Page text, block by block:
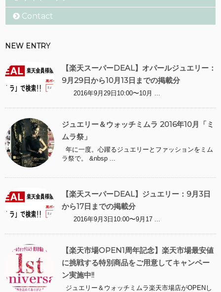
Contact
NEW ENTRY
【楽天スーパーDEAL】オパールジュエリー：
9月29日から10月13日までの掲載分
2016年9月29日10:00〜10月 ...
ジュエリー＆ウォッチミムラ 2016年10月「ミ
ムラ祭」
年に一度。心躍るジュエリーとファッションをミム
ラ祭で。 &nbsp ...
【楽天スーパーDEAL】ジュエリー：9月3日
から17日までの掲載分
2016年9月3日10:00〜9月17 ...
【楽天市場OPEN1周年記念】楽天市場最安値
に挑戦する特別商品をご用意してキャンペー
ン実施中!!
ジュエリー＆ウォッチミムラ楽天市場店がOPENし